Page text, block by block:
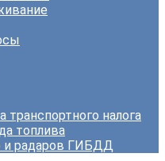
транспортного налога
топлива
и радаров ГИБДД